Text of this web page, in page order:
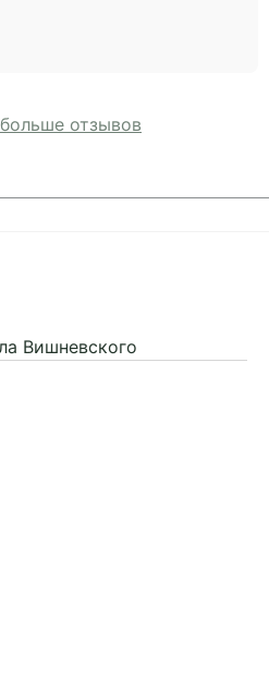
отзывов
Вишневского